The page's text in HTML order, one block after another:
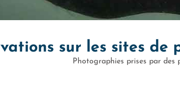
sur les sites de
Photographies prises par des